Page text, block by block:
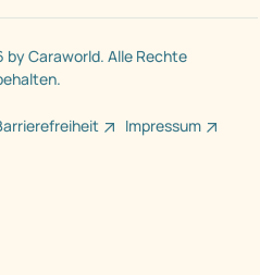
Caraworld. Alle Rechte
Impressum